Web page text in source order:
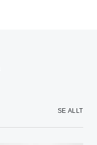
SE ALLT